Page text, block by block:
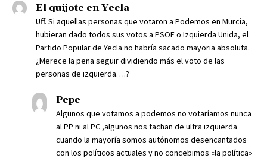
El quijote en Yecla
Uff. Si aquellas personas que votaron a Podemos en Murcia,
hubieran dado todos sus votos a PSOE o Izquierda Unida, el
Partido Popular de Yecla no habría sacado mayoria absoluta.
¿Merece la pena seguir dividiendo más el voto de las
personas de izquierda….?
Pepe
Algunos que votamos a podemos no votaríamos nunca
al PP ni al PC ,algunos nos tachan de ultra izquierda
cuando la mayoría somos autónomos desencantados
con los políticos actuales y no concebimos «la política»